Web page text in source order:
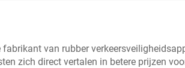
fabrikant van rubber
zich direct vertalen in betere prijzen